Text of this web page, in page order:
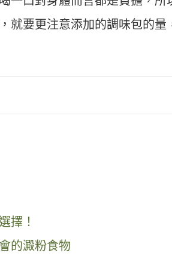
就要更注意添加的調味包的量
擇！
的澱粉食物